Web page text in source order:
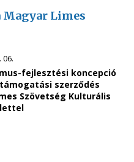
Magyar Limes
06.
fejlesztési koncepció
szerződés
Szövetség Kulturális